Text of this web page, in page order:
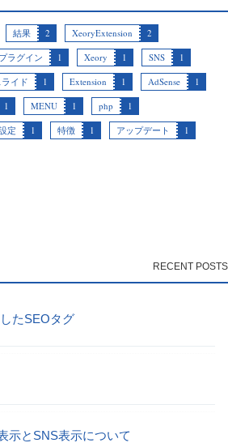
結果 2 XeoryExtension
2
プラグイン 1 Xeory 1 SNS
1
イド
1 Extension 1 AdSense
1
1 MENU 1 php
1
定 1 特徴 1 アップデート
1
たSEOタグ
示とSNS表示について